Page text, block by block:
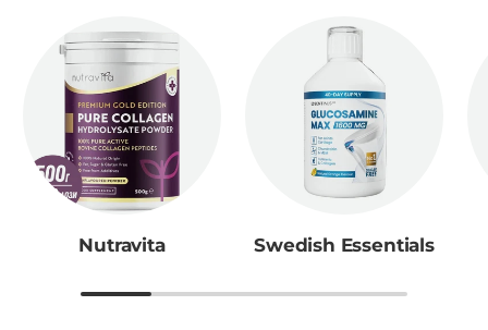
Nutravita Swedish Essentials